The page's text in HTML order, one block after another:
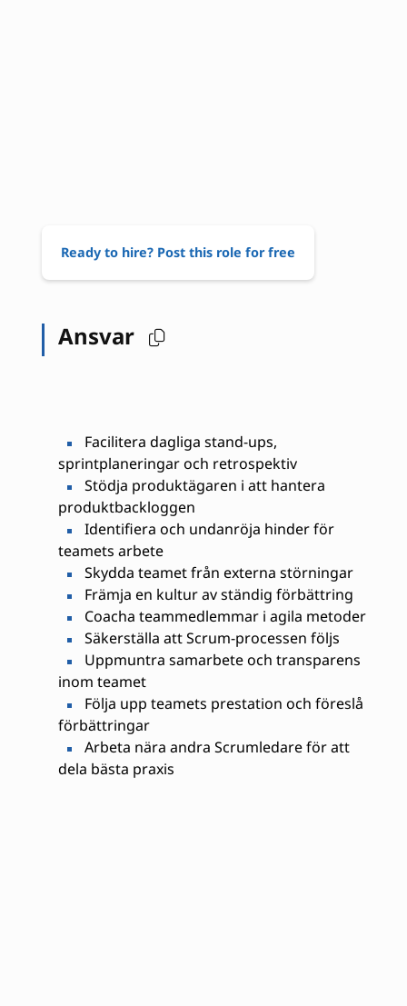
Ready to hire? Post this role for free
Ansvar
Facilitera dagliga stand-ups,
sprintplaneringar och retrospektiv
Stödja produktägaren i att hantera
produktbackloggen
Identifiera och undanröja hinder för
teamets arbete
Skydda teamet från externa störningar
Främja en kultur av ständig förbättring
Coacha teammedlemmar i agila metoder
Säkerställa att Scrum-processen följs
Uppmuntra samarbete och transparens
inom teamet
Följa upp teamets prestation och föreslå
förbättringar
Arbeta nära andra Scrumledare för att
dela bästa praxis